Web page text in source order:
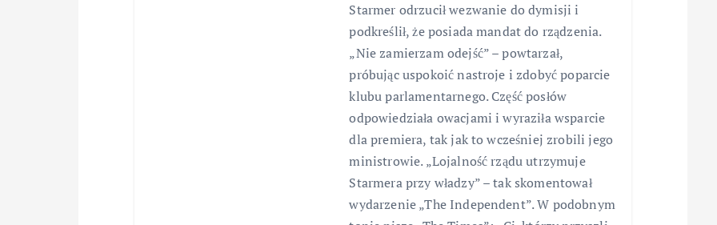
Starmer odrzucił wezwanie do dymisji i
podkreślił, że posiada mandat do rządzenia.
„Nie zamierzam odejść” – powtarzał,
próbując uspokoić nastroje i zdobyć poparcie
klubu parlamentarnego. Część posłów
odpowiedziała owacjami i wyraziła wsparcie
dla premiera, tak jak to wcześniej zrobili jego
ministrowie. „Lojalność rządu utrzymuje
Starmera przy władzy” – tak skomentował
wydarzenie „The Independent”. W podobnym